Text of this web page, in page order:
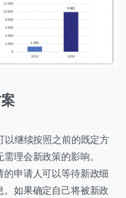
以继续按照之前的既定方
理会新政策的影响。
申请人可以等待新政细
如果确定自己将被新政